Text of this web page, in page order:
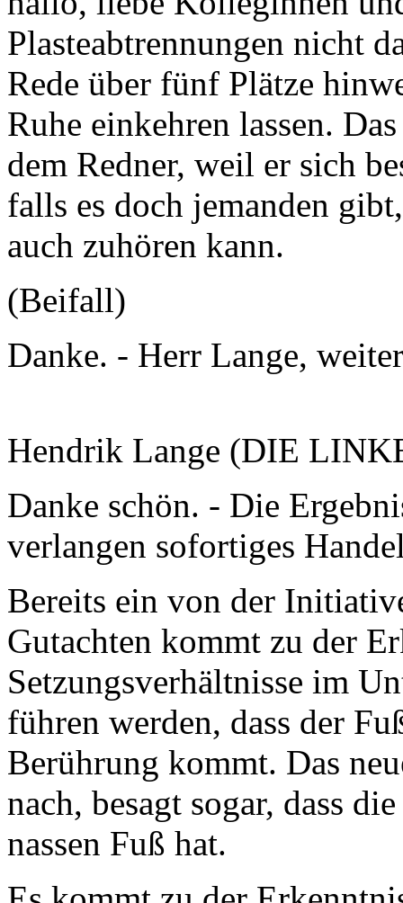
Plasteabtrennungen nicht
Rede über fünf Plätze
Ruhe einkehren lassen.
dem Redner, weil er sich
falls es doch jemanden
auch zuhören kann.
(Beifall)
Danke. - Herr Lange,
Hendrik Lange (DIE
Danke schön. - Die
verlangen sofortiges
Bereits ein von der
Gutachten kommt zu der
Setzungsverhältnisse im
führen werden, dass der
Berührung kommt. Das
nach, besagt sogar, dass
nassen Fuß hat.